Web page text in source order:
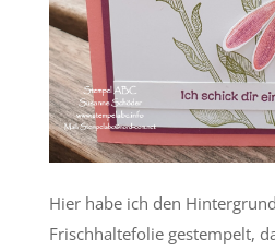
Hier habe ich den
Frischhaltefolie gestempelt,